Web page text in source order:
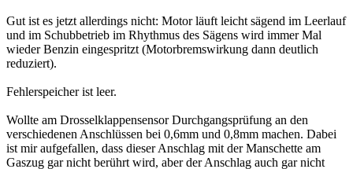
Gut ist es jetzt allerdings nicht: Motor läuft leicht sägend im Leerlauf
und im Schubbetrieb im Rhythmus des Sägens wird immer Mal
wieder Benzin eingespritzt (Motorbremswirkung dann deutlich
reduziert).
Fehlerspeicher ist leer.
Wollte am Drosselklappensensor Durchgangsprüfung an den
verschiedenen Anschlüssen bei 0,6mm und 0,8mm machen. Dabei
ist mir aufgefallen, dass dieser Anschlag mit der Manschette am
Gaszug gar nicht berührt wird, aber der Anschlag auch gar nicht